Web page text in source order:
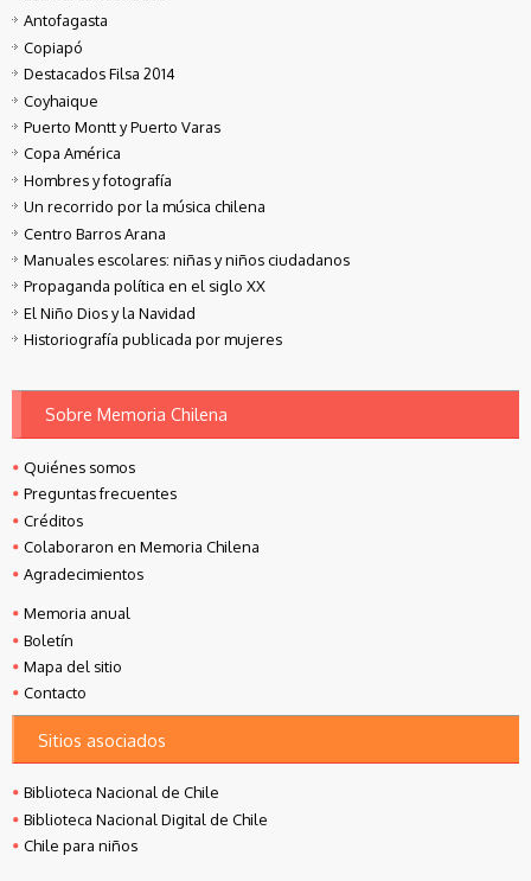
Antofagasta
Copiapó
Destacados Filsa 2014
Coyhaique
Puerto Montt y Puerto Varas
Copa América
Hombres y fotografía
Un recorrido por la música chilena
Centro Barros Arana
Manuales escolares: niñas y niños ciudadanos
Propaganda política en el siglo XX
El Niño Dios y la Navidad
Historiografía publicada por mujeres
Sobre Memoria Chilena
Quiénes somos
Preguntas frecuentes
Créditos
Colaboraron en Memoria Chilena
Agradecimientos
Memoria anual
Boletín
Mapa del sitio
Contacto
Sitios asociados
Biblioteca Nacional de Chile
Biblioteca Nacional Digital de Chile
Chile para niños